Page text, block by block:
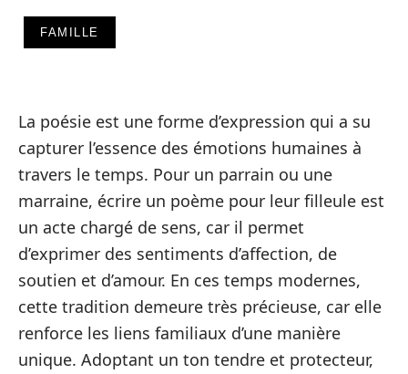
FAMILLE
La poésie est une forme d’expression qui a su
capturer l’essence des émotions humaines à
travers le temps. Pour un parrain ou une
marraine, écrire un poème pour leur filleule est
un acte chargé de sens, car il permet
d’exprimer des sentiments d’affection, de
soutien et d’amour. En ces temps modernes,
cette tradition demeure très précieuse, car elle
renforce les liens familiaux d’une manière
unique. Adoptant un ton tendre et protecteur,